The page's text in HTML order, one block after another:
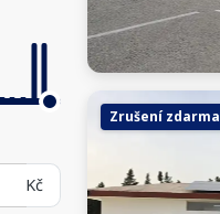
Kč
Zrušení zdarma